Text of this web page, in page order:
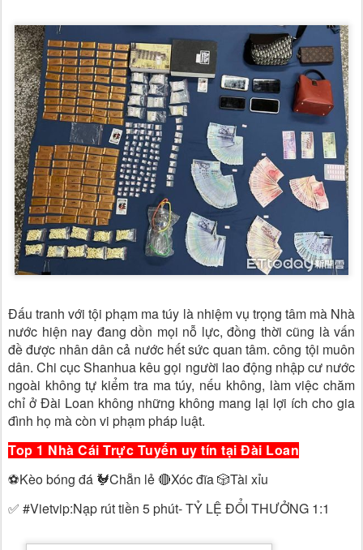
Đấu tranh với tội phạm ma túy là nhiệm vụ trọng tâm mà Nhà
nước hiện nay đang dồn mọi nỗ lực, đồng thời cũng là vấn
đề được nhân dân cả nước hết sức quan tâm. công tội muôn
dân. Chi cục Shanhua kêu gọi người lao động nhập cư nước
ngoài không tự kiểm tra ma túy, nếu không, làm việc chăm
chỉ ở Đài Loan không những không mang lại lợi ích cho gia
đình họ mà còn vi phạm pháp luật.
Top 1 Nhà Cái Trực Tuyến uy tín tại Đài Loan
⚽️Kèo bóng đá 🐓Chẵn lẻ 🔴Xóc đĩa 🎲Tài xỉu
✅ #Vietvip:Nạp rút tiền 5 phút- TỶ LỆ ĐỔI THƯỞNG 1:1